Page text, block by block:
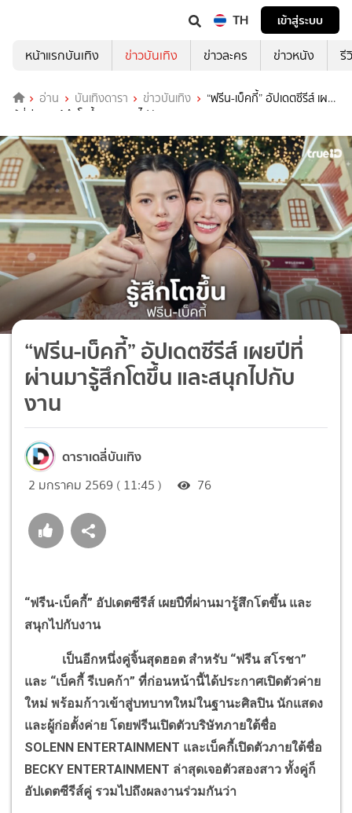
TH
เข้าสู่ระบบ
หน้าแรกบันเทิง
ข่าวบันเทิง ข่าวละคร ข่าวหนัง รี
อ่าน บันเทิงดารา ข่าวบันเทิง
“ฟรีน-เบ็คกี้” อัปเดตซีรีส์ เผย
ปีที่ผ่านมารู้สึกโตขึ้น และสนุกไปกับงาน
“ฟรีน-เบ็คกี้” อัปเดตซีรีส์ เผยปีที่
ผ่านมารู้สึกโตขึ้น และสนุกไปกับ
งาน
ดาราเดลี่บันเทิง
2 มกราคม 2569 ( 11:45 ) 76
“ฟรีน-เบ็คกี้” อัปเดตซีรีส์ เผยปีที่ผ่านมารู้สึกโตขึ้น และ
สนุกไปกับงาน
เป็นอีกหนึ่งคู่จิ้นสุดฮอต สำหรับ “ฟรีน สโรชา”
และ “เบ็คกี้ รีเบคก้า” ที่ก่อนหน้านี้ได้ประกาศเปิดตัวค่าย
ใหม่ พร้อมก้าวเข้าสู่บทบาทใหม่ในฐานะศิลปิน นักแสดง
และผู้ก่อตั้งค่าย โดยฟรีนเปิดตัวบริษัทภายใต้ชื่อ
SOLENN ENTERTAINMENT และเบ็คกี้เปิดตัวภายใต้ชื่อ
BECKY ENTERTAINMENT ล่าสุดเจอตัวสองสาว ทั้งคู่ก็
อัปเดตซีรีส์คู่ รวมไปถึงผลงานร่วมกันว่า